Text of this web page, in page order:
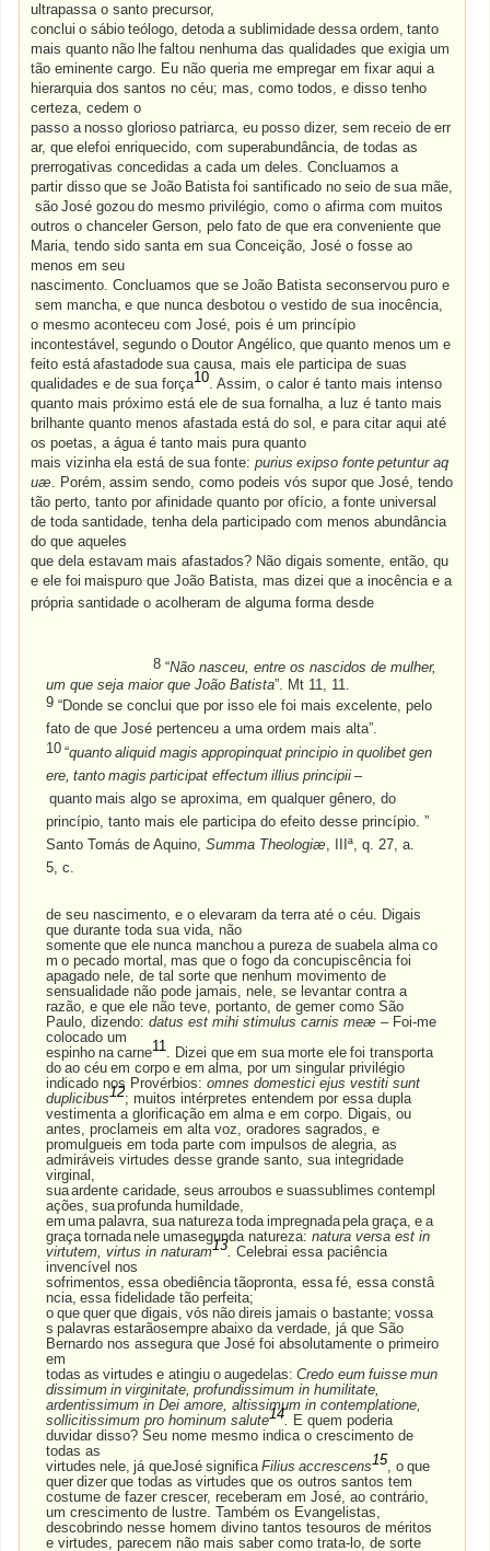
ultrapassa o santo precursor,
conclui o sábio teólogo, detoda a sublimidade dessa ordem, tanto
mais quanto não lhe faltou nenhuma das qualidades que exigia um
tão eminente cargo. Eu não queria me empregar em fixar aqui a
hierarquia dos santos no céu; mas, como todos, e disso tenho
certeza, cedem o
passo a nosso glorioso patriarca, eu posso dizer, sem receio de err
ar, que elefoi enriquecido, com superabundância, de todas as
prerrogativas concedidas a cada um deles. Concluamos a
partir disso que se João Batista foi santificado no seio de sua mãe,
são José gozou do mesmo privilégio, como o afirma com muitos
outros o chanceler Gerson, pelo fato de que era conveniente que
Maria, tendo sido santa em sua Conceição, José o fosse ao
menos em seu
nascimento. Concluamos que se João Batista seconservou puro e
sem mancha, e que nunca desbotou o vestido de sua inocência,
o mesmo aconteceu com José, pois é um princípio
incontestável, segundo o Doutor Angélico, que quanto menos um e
feito está afastadode sua causa, mais ele participa de suas
qualidades e de sua força10. Assim, o calor é tanto mais intenso
quanto mais próximo está ele de sua fornalha, a luz é tanto mais
brilhante quanto menos afastada está do sol, e para citar aqui até
os poetas, a água é tanto mais pura quanto
mais vizinha ela está de sua fonte: purius exipso fonte petuntur aq
uæ. Porém, assim sendo, como podeis vós supor que José, tendo
tão perto, tanto por afinidade quanto por ofício, a fonte universal
de toda santidade, tenha dela participado com menos abundância
do que aqueles
que dela estavam mais afastados? Não digais somente, então, qu
e ele foi maispuro que João Batista, mas dizei que a inocência e a
própria santidade o acolheram de alguma forma desde
8“Não nasceu, entre os nascidos de mulher,
um que seja maior que João Batista”. Mt 11, 11.
9 “Donde se conclui que por isso ele foi mais excelente, pelo
fato de que José pertenceu a uma ordem mais alta”.
10 “quanto aliquid magis appropinquat principio in quolibet gen
ere, tanto magis participat effectum illius principii –
quanto mais algo se aproxima, em qualquer gênero, do
princípio, tanto mais ele participa do efeito desse princípio. ”
Santo Tomás de Aquino, Summa Theologiæ , IIIª, q. 27, a.
5, c.
de seu nascimento, e o elevaram da terra até o céu. Digais
que durante toda sua vida, não
somente que ele nunca manchou a pureza de suabela alma co
m o pecado mortal, mas que o fogo da concupiscência foi
apagado nele, de tal sorte que nenhum movimento de
sensualidade não pode jamais, nele, se levantar contra a
razão, e que ele não teve, portanto, de gemer como São
Paulo, dizendo: datus est mihi stimulus carnis meæ – Foi-me
colocado um
espinho na carne11 Dizei que em sua morte ele foi transporta
do ao céu em corpo e em alma, por um singular privilégio
indicado nos Provérbios: omnes domestici ejus vestiti sunt
duplicibus12; muitos intérpretes entendem por essa dupla
vestimenta a glorificação em alma e em corpo. Digais, ou
antes, proclameis em alta voz, oradores sagrados, e
promulgueis em toda parte com impulsos de alegria, as
admiráveis virtudes desse grande santo, sua integridade
virginal,
suaardente caridade, seus arroubos e suassublimes contempl
ações, suaprofunda humildade,
em uma palavra, sua natureza toda impregnadapela graça, e a
graça tornadanele umasegunda natureza:natura versa est in
virtutem, virtus in naturam13. Celebrai essa paciência
invencível nos
sofrimentos, essa obediência tãopronta, essa fé, essa constâ
ncia, essa fidelidade tão perfeita;
o que quer que digais, vós não direis jamais o bastante; vossa
s palavras estarãosempre abaixo da verdade, já que São
Bernardo nos assegura que José foi absolutamente o primeiro
em
todas as virtudes e atingiu o augedelas: Credo eum fuisse mun
dissimum in virginitate, profundissimum in humilitate,
ardentissimum in Dei amore, altissimum in contemplatione,
sollicitissimum pro hominum salute14.
E quem poderia
duvidar disso? Seu nome mesmo indica o crescimento de
todas as
virtudes nele, já queJosé significa Filius accrescens15 o que
quer dizer que todas as virtudes que os outros santos tem
costume de fazer crescer, receberam em José, ao contrário,
um crescimento de lustre. Também os Evangelistas,
descobrindo nesse homem divino tantos tesouros de méritos
e virtudes, parecem não mais saber como trata-lo, de sorte